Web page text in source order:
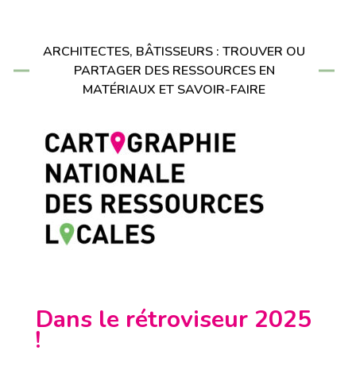
ARCHITECTES, BÂTISSEURS : TROUVER OU
PARTAGER DES RESSOURCES EN
MATÉRIAUX ET SAVOIR-FAIRE
Dans le rétroviseur 2025
!